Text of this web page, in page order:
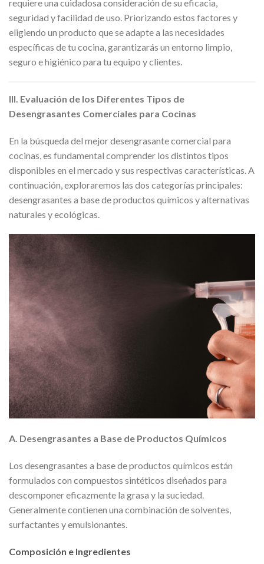
requiere una cuidadosa consideración de su eficacia,
seguridad y facilidad de uso. Priorizando estos factores y
eligiendo un producto que se adapte a las necesidades
específicas de tu cocina, garantizarás un entorno limpio,
seguro e higiénico para tu equipo y clientes.
III. Evaluación de los Diferentes Tipos de
Desengrasantes Comerciales para Cocinas
En la búsqueda del mejor desengrasante comercial para
cocinas, es fundamental comprender los distintos tipos
disponibles en el mercado y sus respectivas características. A
continuación, exploraremos las dos categorías principales:
desengrasantes a base de productos químicos y alternativas
naturales y ecológicas.
A. Desengrasantes a Base de Productos Químicos
Los desengrasantes a base de productos químicos están
formulados con compuestos sintéticos diseñados para
descomponer eficazmente la grasa y la suciedad.
Generalmente contienen una combinación de solventes,
surfactantes y emulsionantes.
Composición e Ingredientes